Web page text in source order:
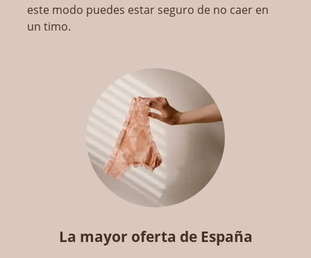
este modo puedes estar seguro de no caer en
un timo.
La mayor oferta de España